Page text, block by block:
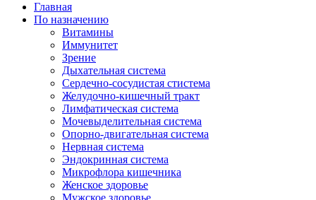
Главная
По назначению
Витамины
Иммунитет
Зрение
Дыхательная система
Сердечно-сосудистая стистема
Желудочно-кишечный тракт
Лимфатическая система
Мочевыделительная система
Опорно-двигательная система
Нервная система
Эндокринная система
Микрофлора кишечника
Женское здоровье
Мужское здоровье